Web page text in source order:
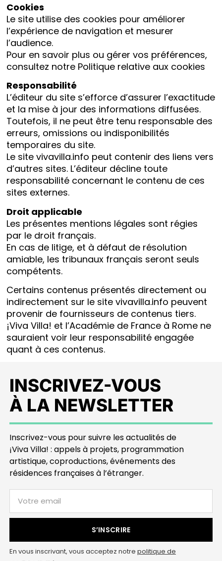
Cookies
Le site utilise des cookies pour améliorer
l’expérience de navigation et mesurer
l’audience.
Pour en savoir plus ou gérer vos préférences,
consultez notre Politique relative aux cookies
Responsabilité
L’éditeur du site s’efforce d’assurer l’exactitude
et la mise à jour des informations diffusées.
Toutefois, il ne peut être tenu responsable des
erreurs, omissions ou indisponibilités
temporaires du site.
Le site vivavilla.info peut contenir des liens vers
d’autres sites. L’éditeur décline toute
responsabilité concernant le contenu de ces
sites externes.
Droit applicable
Les présentes mentions légales sont régies
par le droit français.
En cas de litige, et à défaut de résolution
amiable, les tribunaux français seront seuls
compétents.
Certains contenus présentés directement ou
indirectement sur le site vivavilla.info peuvent
provenir de fournisseurs de contenus tiers.
¡Viva Villa! et l’Académie de France à Rome ne
sauraient voir leur responsabilité engagée
quant à ces contenus.
INSCRIVEZ-VOUS
À LA NEWSLETTER
Inscrivez-vous pour suivre les actualités de
¡Viva Villa! : appels à projets, programmation
artistique, coproductions, événements des
résidences françaises à l’étranger.
S’INSCRIRE
En vous inscrivant, vous acceptez notre politique de